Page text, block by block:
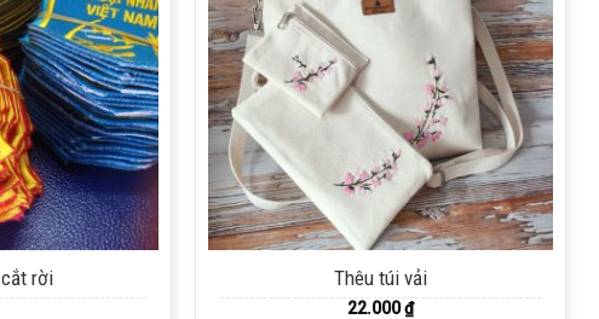
rời
+
Thêu túi vải
22.000₫